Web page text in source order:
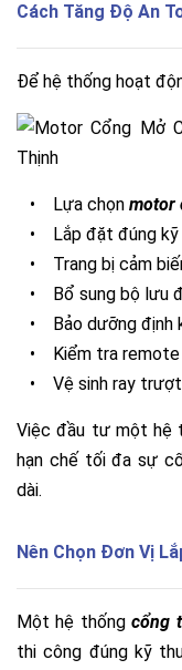
Cách Tăng Độ An
Để hệ thống hoạt
• Lựa chọn motor
• Lắp đặt đúng
• Trang bị cảm
• Bổ sung bộ lưu
• Bảo dưỡng định
• Kiểm tra
• Vệ sinh ray
Việc đầu tư một hệ
hạn chế tối đa sự
dài.
Nên Chọn Đơn Vị
Một hệ thốngcổng
thi công đúng kỹ